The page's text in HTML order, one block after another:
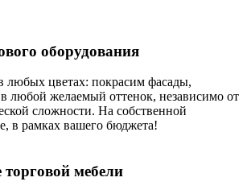
оборудования
любых цветах: покрасим фасады,
любой желаемый оттенок, независимо от
сложности. На собственной
в рамках вашего бюджета!
мебели